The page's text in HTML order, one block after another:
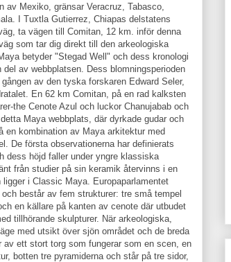
Mexiko, gränsar Veracruz, Tabasco,
I Tuxtla Gutierrez, Chiapas delstatens
ta vägen till Comitan, 12 km. inför denna
som tar dig direkt till den arkeologiska
betyder "Stegad Well" och dess kronologi
av webbplatsen. Dess blomningsperioden
av den tyska forskaren Edward Seler,
En 62 km Comitan, på en rad kalksten
the Cenote Azul och luckor Chanujabab och
Maya webbplats, där dyrkade gudar och
en kombination av Maya arkitektur med
De första observationerna har definierats
dess höjd faller under yngre klassiska
från studier på sin keramik återvinns i en
i Classic Maya. Europaparlamentet
består av fem strukturer: tre små tempel
en källare på kanten av cenote där utbudet
tillhörande skulpturer. När arkeologiska,
med utsikt över sjön området och de breda
ett stort torg som fungerar som en scen, en
botten tre pyramiderna och står på tre sidor,